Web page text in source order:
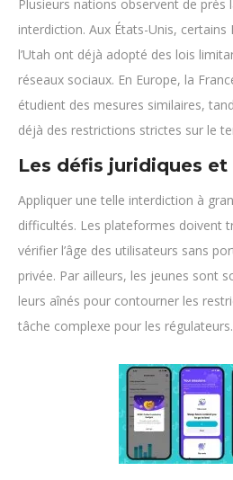
Plusieurs nations observent de
interdiction. Aux États-Unis,
l’Utah ont déjà adopté des lois
réseaux sociaux. En Europe, la
étudient des mesures similaires,
déjà des restrictions strictes sur le
Les défis juridiques
Appliquer une telle interdiction à
difficultés. Les plateformes doivent
vérifier l’âge des utilisateurs sans
privée. Par ailleurs, les jeunes sont
leurs aînés pour contourner les
tâche complexe pour les régulateurs.